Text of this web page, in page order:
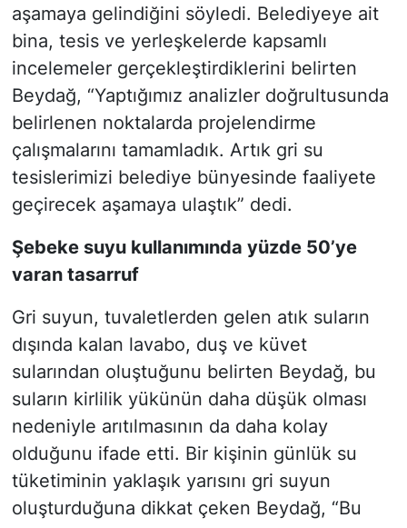
aşamaya gelindiğini söyledi. Belediyeye ait
bina, tesis ve yerleşkelerde kapsamlı
incelemeler gerçekleştirdiklerini belirten
Beydağ, “Yaptığımız analizler doğrultusunda
belirlenen noktalarda projelendirme
çalışmalarını tamamladık. Artık gri su
tesislerimizi belediye bünyesinde faaliyete
geçirecek aşamaya ulaştık” dedi.
Şebeke suyu kullanımında yüzde 50’ye
varan tasarruf
Gri suyun, tuvaletlerden gelen atık suların
dışında kalan lavabo, duş ve küvet
sularından oluştuğunu belirten Beydağ, bu
suların kirlilik yükünün daha düşük olması
nedeniyle arıtılmasının da daha kolay
olduğunu ifade etti. Bir kişinin günlük su
tüketiminin yaklaşık yarısını gri suyun
oluşturduğuna dikkat çeken Beydağ, “Bu